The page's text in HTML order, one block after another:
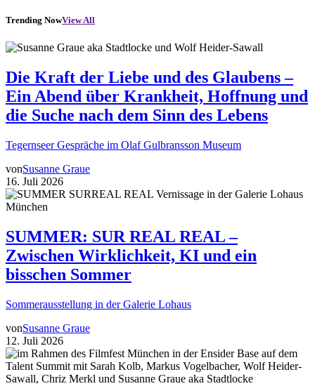
Trending NowView All
Die Kraft der Liebe und des Glaubens –
Ein Abend über Krankheit, Hoffnung und
die Suche nach dem Sinn des Lebens
Tegernseer Gespräche im Olaf Gulbransson Museum
vonSusanne Graue
16. Juli 2026
SUMMER: SUR REAL REAL –
Zwischen Wirklichkeit, KI und ein
bisschen Sommer
Sommerausstellung in der Galerie Lohaus
vonSusanne Graue
12. Juli 2026